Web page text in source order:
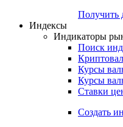
Откройте
Получить
Индикаторы
Поиск
Курсы